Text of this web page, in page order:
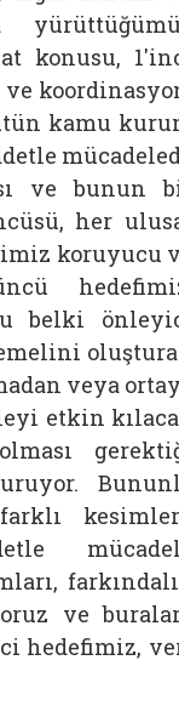
konusu,
kamu
ve bunun
her
koruyucu
belki
veya
etkin
ve
hedefimiz,